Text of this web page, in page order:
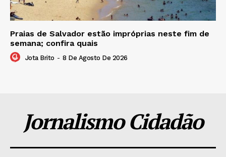
Praias de Salvador estão impróprias neste fim de
semana; confira quais
Jota Brito - 8 De Agosto De 2026
Jornalismo Cidadão